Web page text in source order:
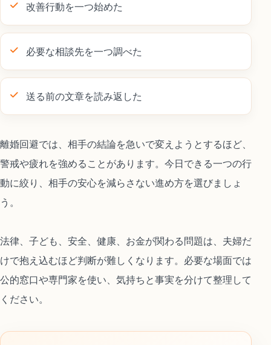
改善行動を一つ始めた
必要な相談先を一つ調べた
送る前の文章を読み返した
離婚回避では、相手の結論を急いで変えようとするほど、
警戒や疲れを強めることがあります。今日できる一つの行
動に絞り、相手の安心を減らさない進め方を選びましょ
う。
法律、子ども、安全、健康、お金が関わる問題は、夫婦だ
けで抱え込むほど判断が難しくなります。必要な場面では
公的窓口や専門家を使い、気持ちと事実を分けて整理して
ください。